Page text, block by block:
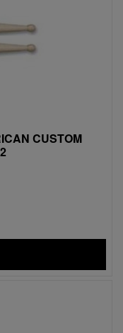
CUSTOM